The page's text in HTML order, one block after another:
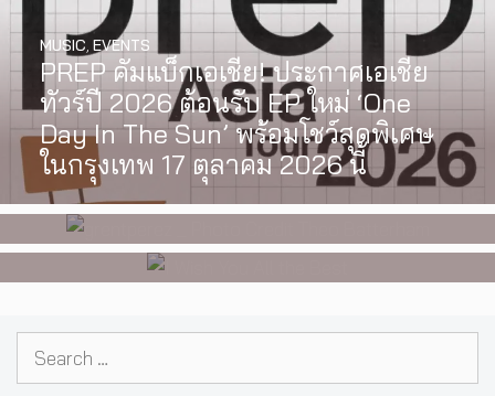
PREP คัมแบ็กเอเชีย! ประกาศเอเชีย
ทัวร์ปี 2026 ต้อนรับ EP ใหม่ ‘One
Day In The Sun’ พร้อมโชว์สุดพิเศษ
ในกรุงเทพ 17 ตุลาคม 2026 นี้
MUSIC EVENTS
[Exclusive Interview] grentperez
จากเด็กอายุ 12 ปีที่ร้องเพลงในห้อง
นอน สู่การแสดงคอนเสิร์ตต่อหน้าคน
นับหมื่น
INTERVIEW,MUSIC
I Wish You All the Best เรื่องราวของ
วัยรุ่นนอนไบนารี่ กับครอบครัวที่เขา
เลือกได้เอง ผลงานการกำกับ
ภาพยนตร์เรื่องแรกของ Tommy
Dorfman
WATCH,LGBTQIAN+
Search